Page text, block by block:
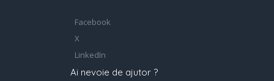
Facebook
X
LinkedIn
Ai nevoie de ajutor ?